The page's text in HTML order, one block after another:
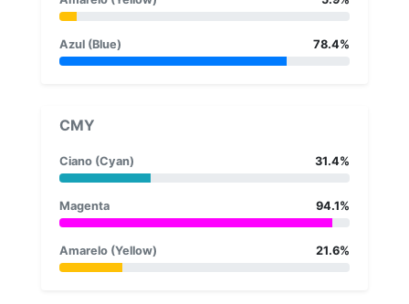
Azul (Blue) 78.4%
CMY
Ciano (Cyan) 31.4%
Magenta 94.1%
Amarelo (Yellow) 21.6%